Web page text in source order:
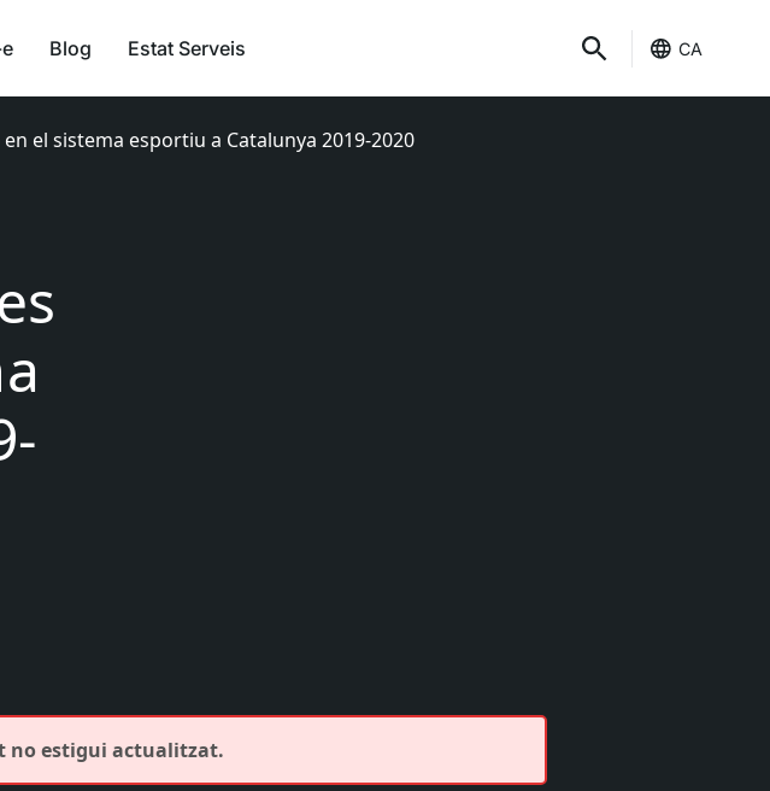
Blog Estat Serveis CA
el sistema esportiu a Catalunya 2019-2020
no estigui actualitzat.